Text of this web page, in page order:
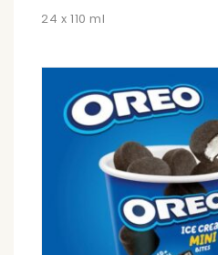
24 x 110 ml